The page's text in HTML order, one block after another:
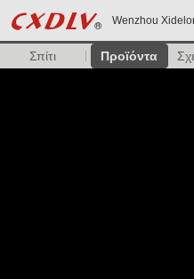
Wenzhou
Σπίτι Προϊόντα